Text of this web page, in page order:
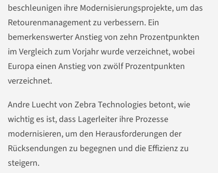
beschleunigen ihre Modernisierungsprojekte, um das
Retourenmanagement zu verbessern. Ein
bemerkenswerter Anstieg von zehn Prozentpunkten
im Vergleich zum Vorjahr wurde verzeichnet, wobei
Europa einen Anstieg von zwölf Prozentpunkten
verzeichnet.
Andre Luecht von Zebra Technologies betont, wie
wichtig es ist, dass Lagerleiter ihre Prozesse
modernisieren, um den Herausforderungen der
Rücksendungen zu begegnen und die Effizienz zu
steigern.